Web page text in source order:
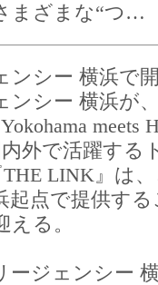
まざまな“つ…
ンシー 横浜で
ンシー 横浜が
meets
外で活躍する
LINK』は
起点で提供す
る。
ジェンシー